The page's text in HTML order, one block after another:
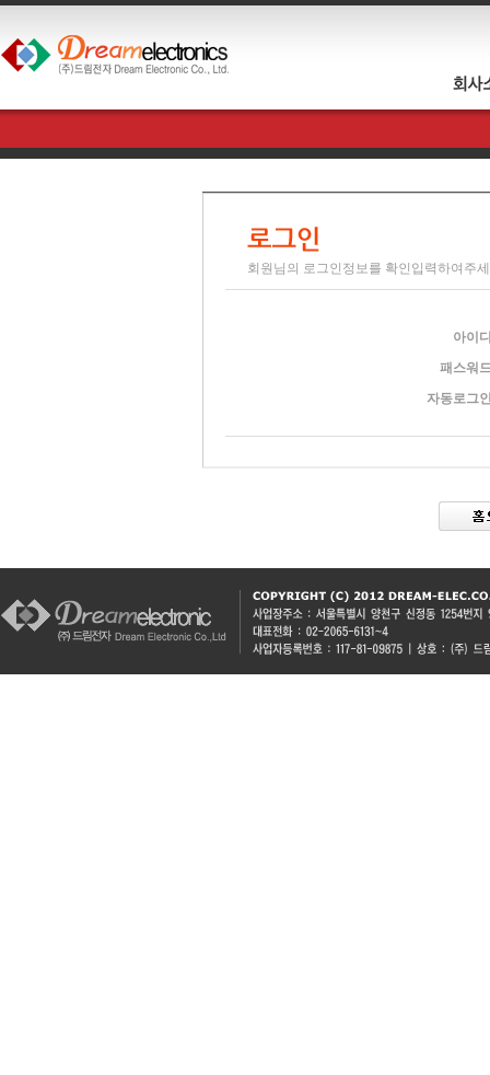
회원님의 로그인정보를 확인입력하여주
아이
패스워
자동로그